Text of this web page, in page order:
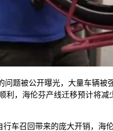
问题被公开曝光，大量车辆被
利，海伦芬产线迁移预计将减
行车召回带来的庞大开销，海